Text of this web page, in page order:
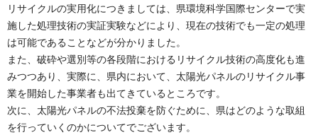
リサイクルの実用化につきましては、県環境科学国際センターで実
施した処理技術の実証実験などにより、現在の技術でも一定の処理
は可能であることなどが分かりました。
また、破砕や選別等の各段階におけるリサイクル技術の高度化も進
みつつあり、実際に、県内において、太陽光パネルのリサイクル事
業を開始した事業者も出てきているところです。
次に、太陽光パネルの不法投棄を防ぐために、県はどのような取組
を行っていくのかについてでございます。